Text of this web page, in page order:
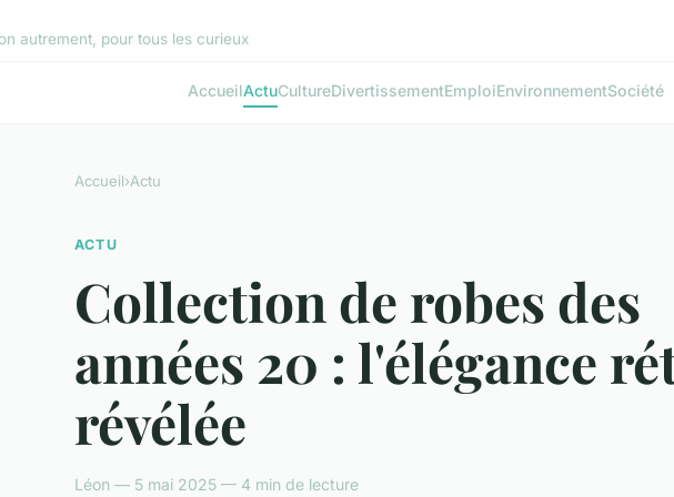
autrement, pour tous les curieux
AccueilActuCultureDivertissementEmploiEnvironnementSociété
Accueil›Actu
ACTU
Collection de robes des
années 20 : l'élégance
révélée
Léon — 5 mai 2025 — 4 min de lecture